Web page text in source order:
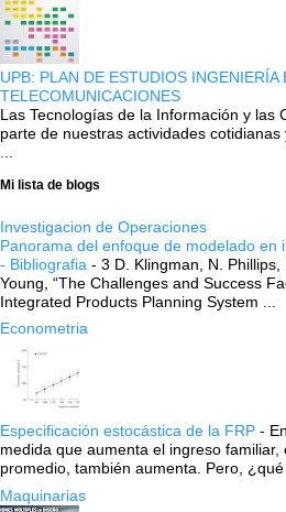
UPB: PLAN DE ESTUDIOS INGENIERÍA
TELECOMUNICACIONES
Las Tecnologías de la Información y las
parte de nuestras actividades
Mi lista de blogs
Investigacion de Operaciones
Panorama del enfoque de modelado en
- Bibliografia - 3 D. Klingman, N. Phillips,
Young, “The Challenges and Success
Integrated Products Planning System ...
Econometria
Especificación estocástica de la FRP -
medida que aumenta el ingreso familiar,
promedio, también aumenta. Pero,
Maquinarias